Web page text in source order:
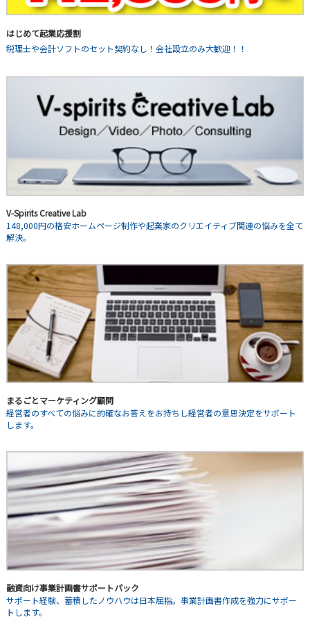
はじめて起業応援割
税理士や会計ソフトのセット契約なし！会社設立のみ大歓迎！！
V-Spirits Creative Lab
148,000円の格安ホームページ制作や起業家のクリエイティブ関連の悩みを全て
解決。
まるごとマーケティング顧問
経営者のすべての悩みに的確なお答えをお持ちし経営者の意思決定をサポート
します。
融資向け事業計画書サポートパック
サポート経験、蓄積したノウハウは日本屈指。事業計画書作成を強力にサポー
トします。